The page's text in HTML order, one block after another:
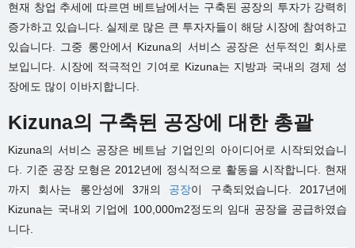
현재 창업 추세에 따르면 베트남에서는 구축된 공장의 투자가 강력히
증가하고 있습니다. 실제로 많은 큰 투자자들이 해당 시장에 참여하고
있습니다. 그중 롱안에서 Kizuna의 서비스 공장은 선두적인 회사로
보입니다. 시장에 적극적인 기여로 Kizuna는 지방과 국내의 경제 성
장에도 많이 이바지합니다.
Kizuna의 구축된 공장에 대한 총괄
Kizuna의 서비스 공장은 베트남 기업인의 아이디어로 시작되었습니
다. 기준 공장 모형은 2012년에 정식적으로 활동을 시작합니다. 현재
까지 회사는 롱안성에 3개의 공장이 구축되었습니다. 2017년에
Kizuna는 국내외 기업에 100,000m2정도의 임대 공장을 공급하였습
니다.